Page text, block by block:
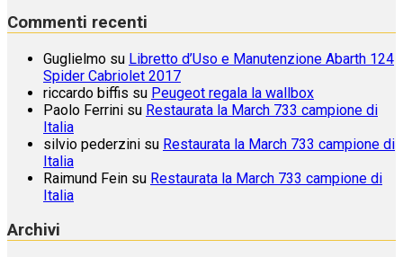
Commenti recenti
Guglielmo su Libretto d’Uso e Manutenzione Abarth 124
Spider Cabriolet 2017
riccardo biffis su Peugeot regala la wallbox
Paolo Ferrini su Restaurata la March 733 campione di
Italia
silvio pederzini su Restaurata la March 733 campione di
Italia
Raimund Fein su Restaurata la March 733 campione di
Italia
Archivi